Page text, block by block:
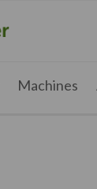
Machines